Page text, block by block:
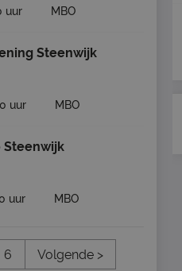
uur MBO
Steenwijk
uur MBO
Steenwijk
uur MBO
6 Volgende >